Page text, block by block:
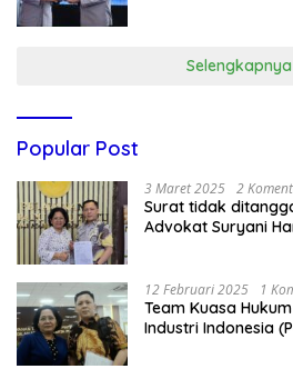
Selengkapnya
Popular Post
3 Maret 2025 2
Surat tidak
Advokat Suryani
12 Februari 2025 1
Team Kuasa
Industri Indonesia